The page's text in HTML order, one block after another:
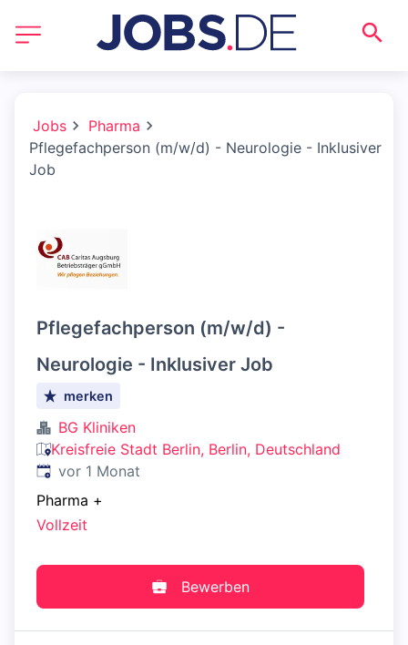
Jobs
Pharma
Pflegefachperson (m/w/d) - Neurologie - Inklusiver
Job
Pflegefachperson (m/w/d) -
Neurologie - Inklusiver Job
merken
BG Kliniken
Kreisfreie Stadt Berlin, Berlin, Deutschland
Veröffentlicht:
vor 1 Monat
Pharma +
Vollzeit
Bewerben